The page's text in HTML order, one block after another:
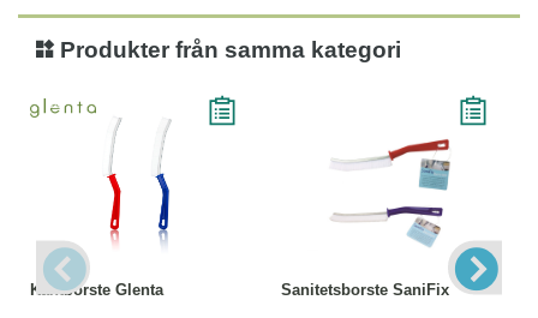
Produkter från samma kategori
Kantborste Glenta Sanitetsborste SaniFix